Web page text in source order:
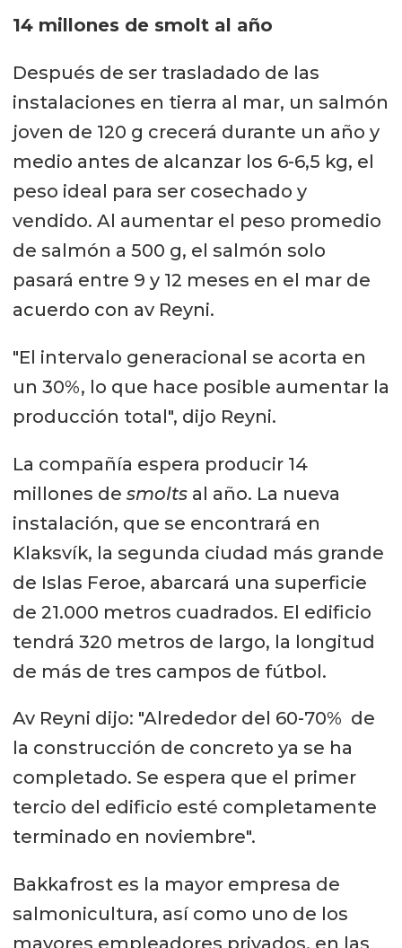
14 millones de smolt al año
Después de ser trasladado de las
instalaciones en tierra al mar, un salmón
joven de 120 g crecerá durante un año y
medio antes de alcanzar los 6-6,5 kg, el
peso ideal para ser cosechado y
vendido. Al aumentar el peso promedio
de salmón a 500 g, el salmón solo
pasará entre 9 y 12 meses en el mar de
acuerdo con av Reyni.
"El intervalo generacional se acorta en
un 30%, lo que hace posible aumentar la
producción total", dijo Reyni.
La compañía espera producir 14
millones de smolts al año. La nueva
instalación, que se encontrará en
Klaksvík, la segunda ciudad más grande
de Islas Feroe, abarcará una superficie
de 21.000 metros cuadrados. El edificio
tendrá 320 metros de largo, la longitud
de más de tres campos de fútbol.
Av Reyni dijo: "Alrededor del 60-70% de
la construcción de concreto ya se ha
completado. Se espera que el primer
tercio del edificio esté completamente
terminado en noviembre".
Bakkafrost es la mayor empresa de
salmonicultura, así como uno de los